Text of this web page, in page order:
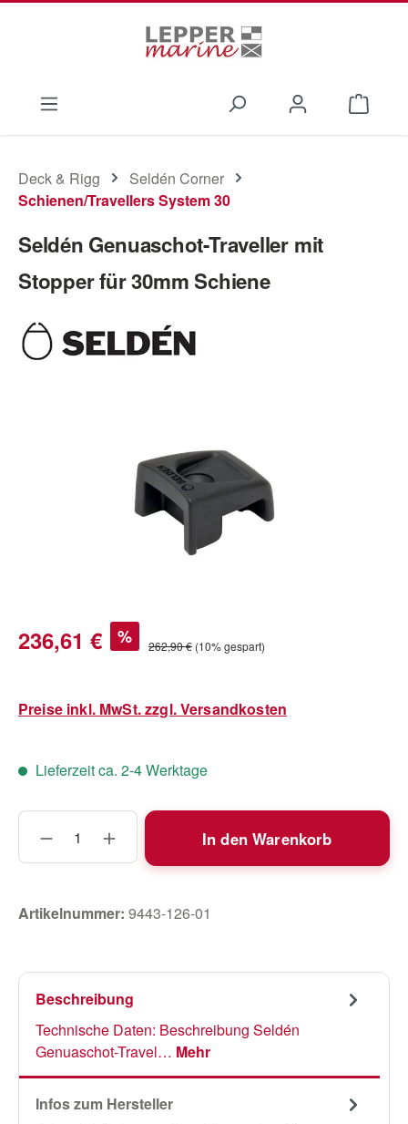
Deck & Rigg
Seldén Corner
Schienen/Travellers System 30
Seldén Genuaschot-Traveller mit
Stopper für 30mm Schiene
Verkaufspreis:
236,61 € % Regulärer Preis:
262,90 € (10% gespart)
Preise inkl. MwSt. zzgl. Versandkosten
Lieferzeit ca. 2-4 Werktage
Produkt Anzahl: Gib den gewünschten
In den Warenkorb
Artikelnummer: 9443-126-01
Beschreibung
Technische Daten: Beschreibung Seldén
Genuaschot-Travel… Mehr
Infos zum Hersteller